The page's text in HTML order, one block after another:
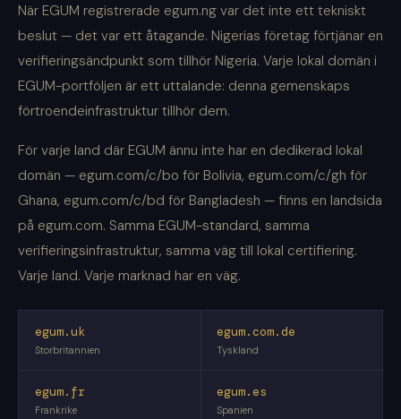
När EGUM registrerade egum.ng var det inte ett tekniskt
beslut — det var ett åtagande. Nigerias företag förtjänar en
verifieringsändpunkt som tillhör Nigeria. Varje lokal domän i
EGUM-portföljen är ett uttalande: denna gemenskaps
förtroendeinfrastruktur tillhör dem.
För varje land där EGUM ännu inte har en dedikerad lokal
domän — egum.com/c/bo för Bolivia, egum.com/c/gh för
Ghana, egum.com/c/bd för Bangladesh — finns en landsida
på egum.com. Samma EGUM-standard, samma
verifieringsinfrastruktur, samma väg till lokal certifiering.
Varje land. Varje marknad har en väg.
egum.uk
Storbritannien
egum.com.de
Tyskland
egum.fr
Frankrike
egum.es
Spanien